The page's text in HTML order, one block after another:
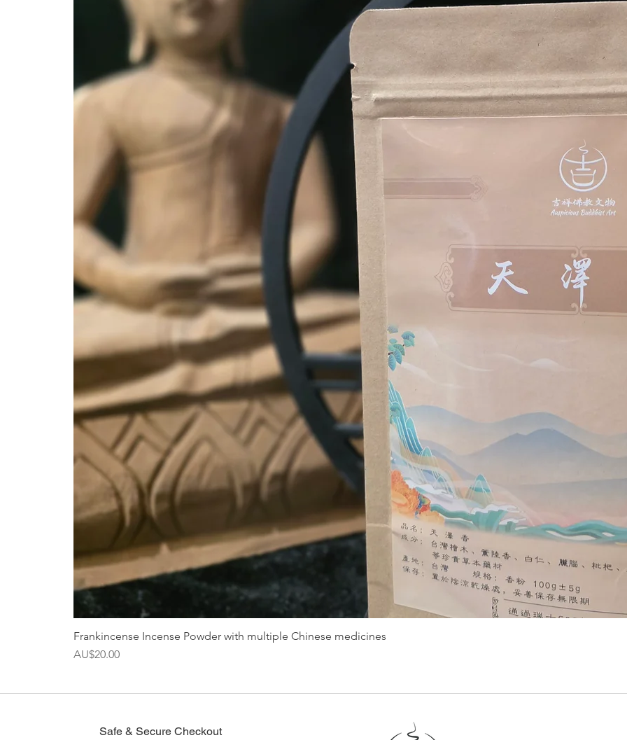
Frankincense Incense Powder with multiple Chinese medicines
價格
AU$20.00
Safe & Secure Checkout